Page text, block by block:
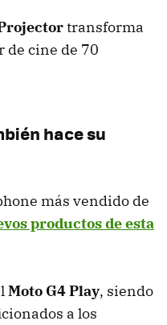
transforma
de cine de 70
hace su
más vendido de
productos de esta
Moto G4 Play, siendo
a los